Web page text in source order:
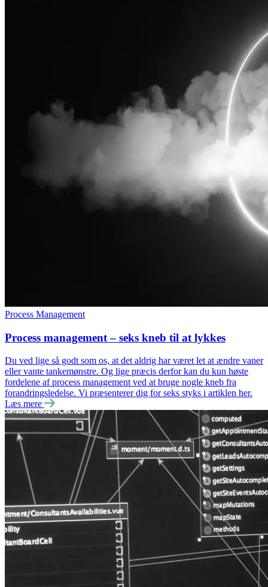
Process Management
Process management – seks kneb til at lykkes
Du ved lige så godt som os, at det aldrig har været let at ændre vaner
eller vante tankemønstre. Og lige præcis derfor kan du kun høste
fordelene af process management ved at bruge nogle kneb fra
forandringsledelse. Vi præsenterer dig for seks styks i artiklen her.
Læs mere